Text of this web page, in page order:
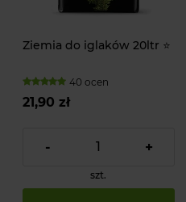
Ziemia do iglaków 20ltr ⭐
40 ocen
21,90 zł
- +
szt.